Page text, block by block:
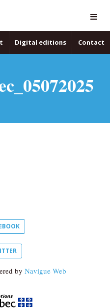
Digital editions Contact
by Navigue Web